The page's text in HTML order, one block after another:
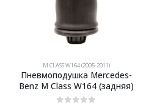
M CLASS W164 (2005-2011)
Пневмоподушка Mercedes-
Benz M Class W164 (задняя)